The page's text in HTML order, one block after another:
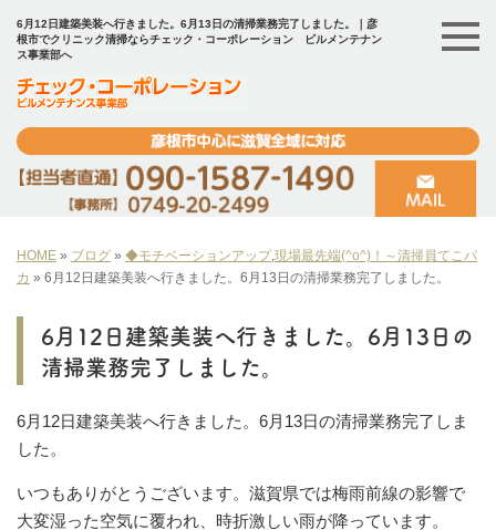
6月12日建築美装へ行きました。6月13日の清掃業務完了しました。｜彦
根市でクリニック清掃ならチェック・コーポレーション ビルメンテナン
ス事業部へ
HOME » ブログ » ◆モチベーションアップ,現場最先端(^o^)！～清掃員てこパ
カ » 6月12日建築美装へ行きました。6月13日の清掃業務完了しました。
6月12日建築美装へ行きました。6月13日の
清掃業務完了しました。
6月12日建築美装へ行きました。6月13日の清掃業務完了しま
した。
いつもありがとうございます。滋賀県では梅雨前線の影響で
大変湿った空気に覆われ、時折激しい雨が降っています。